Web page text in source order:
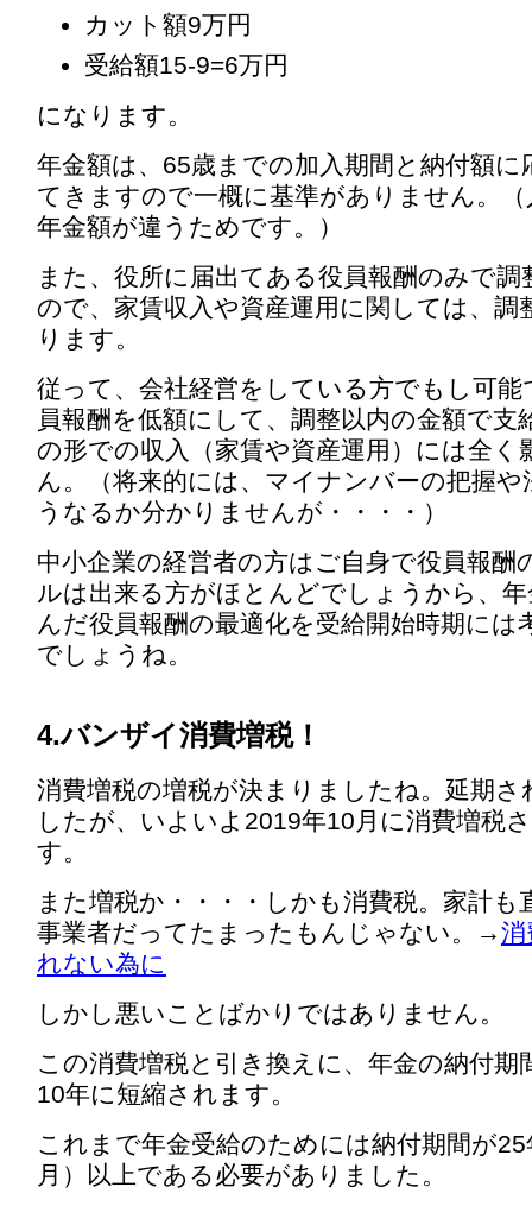
カット額9万円
受給額15-9=6万円
になります。
年金額は、65歳までの加入期間と納付額に
てきますので一概に基準がありません。
年金額が違うためです。）
また、役所に届出てある役員報酬のみで
ので、家賃収入や資産運用に関しては、調
ります。
従って、会社経営をしている方でもし可能
員報酬を低額にして、調整以内の金額で支
の形での収入（家賃や資産運用）には全く
ん。（将来的には、マイナンバーの把握や
うなるか分かりませんが・・・・）
中小企業の経営者の方はご自身で役員報酬
ルは出来る方がほとんどでしょうから、
んだ役員報酬の最適化を受給開始時期には
でしょうね。
4.バンザイ消費増税！
消費増税の増税が決まりましたね。延期
したが、いよいよ2019年10月に消費増税
す。
また増税か・・・・しかも消費税。家計も
事業者だってたまったもんじゃない。→消
れない為に
しかし悪いことばかりではありません。
この消費増税と引き換えに、年金の納付期
10年に短縮されます。
これまで年金受給のためには納付期間が
月）以上である必要がありました。